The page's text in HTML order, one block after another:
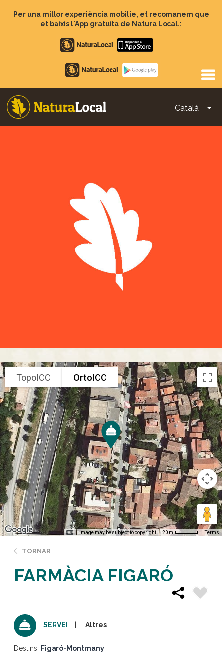
Per una millor experiència mobilie, et recomanem que
et baixis l'App gratuita de Natura Local.:
Apple
store
Google
Play
Català
Main
TopoICC OrtoICC
Image may be subject to copyright 20 m Terms
TORNAR
FARMÀCIA FIGARÓ
SERVEI Altres
Destins: Figaró-Montmany